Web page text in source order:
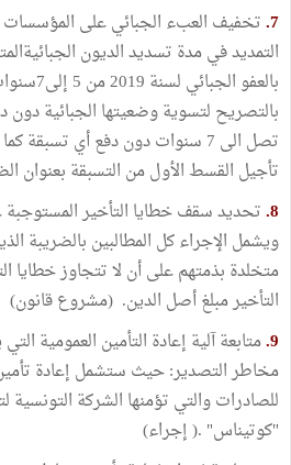
7. تخفيف العبء الجبائي على المؤسسات
التمديد في مدة تسديد الديون
بالعفو
بالتصريح لتسوية وضعيتها الجبائية دون
تصل الى 7 سنوات دون دفع أي
تأجيل القسط الأول من التسبقة بعنوان
8. تحديد سقف خطايا التأخير المستوجبة
ويشمل الإجراء كل المطالبين بالضريبة
متخلدة بذمتهم على أن لا تتجاوز خطايا
التأخير مبلغ أصل الدين. (مشروع قانون)
9. متابعة آلية إعادة التأمين العمومية
مخاطر التصدير: حيث ستشمل إعادة
للصادرات والتي تؤمنها الشركة التونسية
"كوتيناس" .( إجراء)